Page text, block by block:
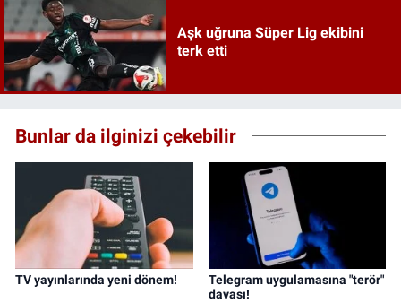
Aşk uğruna Süper Lig ekibini
terk etti
Bunlar da ilginizi çekebilir
TV yayınlarında yeni dönem!
Telegram uygulamasına "terör"
davası!